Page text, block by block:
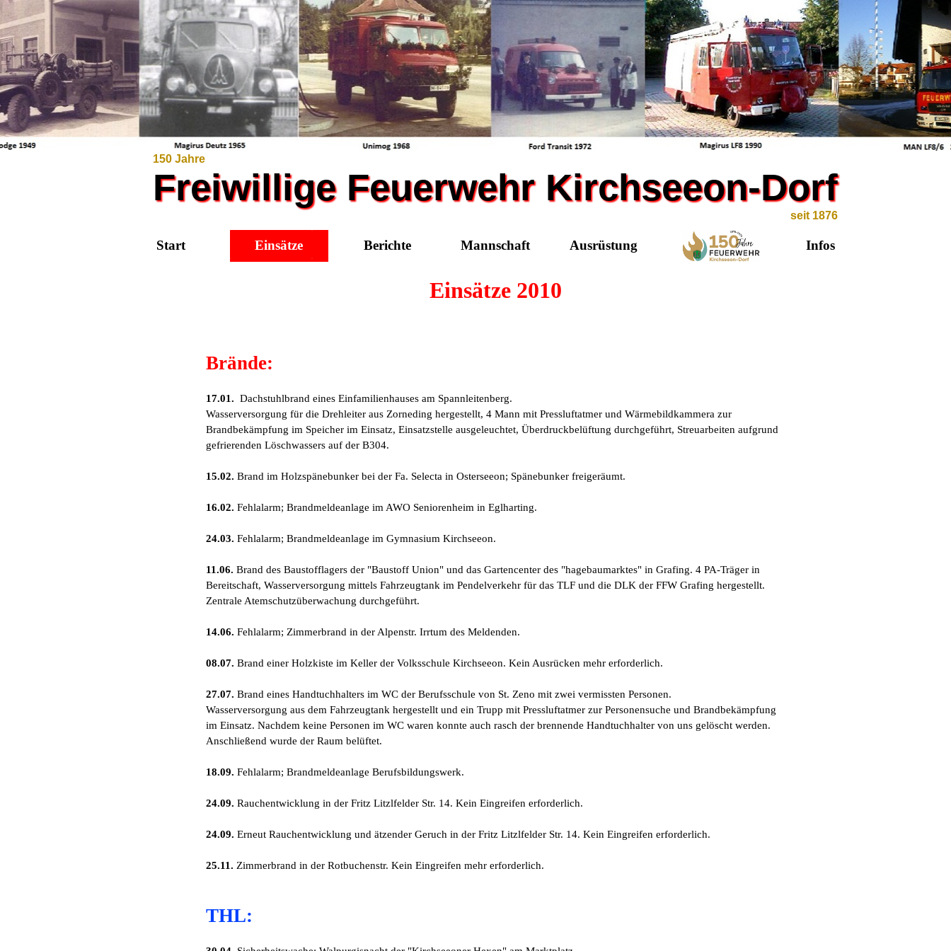
Start Einsätze Berichte Mannschaft Ausrüstung Infos
150 Jahre
Freiwillige Feuerwehr Kirchseeon-Dorf
seit 1876
Einsätze 2010
Brände:
17.01. Dachstuhlbrand eines Einfamilienhauses am Spannleitenberg.
Wasserversorgung für die Drehleiter aus Zorneding hergestellt, 4 Mann mit Pressluftatmer und Wärmebildkammera zur
Brandbekämpfung im Speicher im Einsatz, Einsatzstelle ausgeleuchtet, Überdruckbelüftung durchgeführt, Streuarbeiten aufgrund
gefrierenden Löschwassers auf der B304.
15.02. Brand im Holzspänebunker bei der Fa. Selecta in Osterseeon; Spänebunker freigeräumt.
16.02.Fehlalarm; Brandmeldeanlage im AWO Seniorenheim in Eglharting.
24.03.Fehlalarm; Brandmeldeanlage im Gymnasium Kirchseeon.
11.06. Brand des Baustofflagers der "Baustoff Union" und das Gartencenter des "hagebaumarktes" in Grafing. 4 PA-Träger in
Bereitschaft, Wasserversorgung mittels Fahrzeugtank im Pendelverkehr für das TLF und die DLK der FFW Grafing hergestellt.
Zentrale Atemschutzüberwachung durchgeführt.
14.06. Fehlalarm; Zimmerbrand in der Alpenstr. Irrtum des Meldenden.
08.07. Brand einer Holzkiste im Keller der Volksschule Kirchseeon. Kein Ausrücken mehr erforderlich.
27.07. Brand eines Handtuchhalters im WC der Berufsschule von St. Zeno mit zwei vermissten Personen.
Wasserversorgung aus dem Fahrzeugtank hergestellt und ein Trupp mit Pressluftatmer zur Personensuche und Brandbekämpfung
im Einsatz. Nachdem keine Personen im WC waren konnte auch rasch der brennende Handtuchhalter von uns gelöscht werden.
Anschließend wurde der Raum belüftet.
18.09. Fehlalarm; Brandmeldeanlage Berufsbildungswerk.
24.09. Rauchentwicklung in der Fritz Litzlfelder Str. 14. Kein Eingreifen erforderlich.
24.09. Erneut Rauchentwicklung und ätzender Geruch in der Fritz Litzlfelder Str. 14. Kein Eingreifen erforderlich.
25.11. Zimmerbrand in der Rotbuchenstr. Kein Eingreifen mehr erforderlich.
THL: